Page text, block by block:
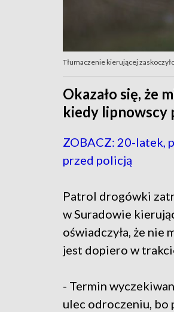
Tłumaczenie kierującej
Okazało się, że
kiedy lipnowscy
ZOBACZ: 20-latek,
przed policją
Patrol drogówki
w Suradowie
oświadczyła, że nie
jest dopiero w
- Termin
ulec odroczeniu, bo